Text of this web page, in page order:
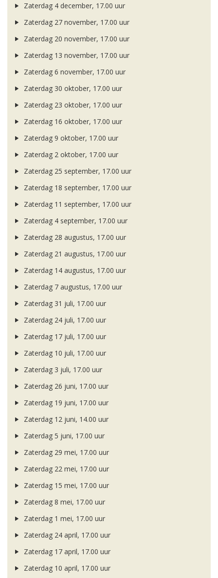
Zaterdag 4 december, 17.00 uur
Zaterdag 27 november, 17.00 uur
Zaterdag 20 november, 17.00 uur
Zaterdag 13 november, 17.00 uur
Zaterdag 6 november, 17.00 uur
Zaterdag 30 oktober, 17.00 uur
Zaterdag 23 oktober, 17.00 uur
Zaterdag 16 oktober, 17.00 uur
Zaterdag 9 oktober, 17.00 uur
Zaterdag 2 oktober, 17.00 uur
Zaterdag 25 september, 17.00 uur
Zaterdag 18 september, 17.00 uur
Zaterdag 11 september, 17.00 uur
Zaterdag 4 september, 17.00 uur
Zaterdag 28 augustus, 17.00 uur
Zaterdag 21 augustus, 17.00 uur
Zaterdag 14 augustus, 17.00 uur
Zaterdag 7 augustus, 17.00 uur
Zaterdag 31 juli, 17.00 uur
Zaterdag 24 juli, 17.00 uur
Zaterdag 17 juli, 17.00 uur
Zaterdag 10 juli, 17.00 uur
Zaterdag 3 juli, 17.00 uur
Zaterdag 26 juni, 17.00 uur
Zaterdag 19 juni, 17.00 uur
Zaterdag 12 juni, 14.00 uur
Zaterdag 5 juni, 17.00 uur
Zaterdag 29 mei, 17.00 uur
Zaterdag 22 mei, 17.00 uur
Zaterdag 15 mei, 17.00 uur
Zaterdag 8 mei, 17.00 uur
Zaterdag 1 mei, 17.00 uur
Zaterdag 24 april, 17.00 uur
Zaterdag 17 april, 17.00 uur
Zaterdag 10 april, 17.00 uur